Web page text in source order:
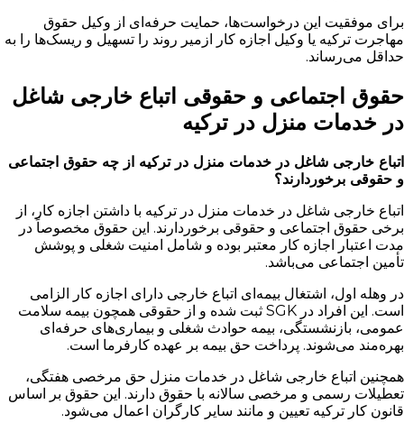
برای موفقیت این درخواست‌ها، حمایت حرفه‌ای از وکیل حقوق
مهاجرت ترکیه یا وکیل اجازه کار ازمیر روند را تسهیل و ریسک‌ها را به
حداقل می‌رساند.
حقوق اجتماعی و حقوقی اتباع خارجی شاغل
در خدمات منزل در ترکیه
اتباع خارجی شاغل در خدمات منزل در ترکیه از چه حقوق اجتماعی
و حقوقی برخوردارند؟
اتباع خارجی شاغل در خدمات منزل در ترکیه با داشتن اجازه کار، از
برخی حقوق اجتماعی و حقوقی برخوردارند. این حقوق مخصوصاً در
مدت اعتبار اجازه کار معتبر بوده و شامل امنیت شغلی و پوشش
تأمین اجتماعی می‌باشد.
در وهله اول، اشتغال بیمه‌ای اتباع خارجی دارای اجازه کار الزامی
است. این افراد در SGK ثبت شده و از حقوقی همچون بیمه سلامت
عمومی، بازنشستگی، بیمه حوادث شغلی و بیماری‌های حرفه‌ای
بهره‌مند می‌شوند. پرداخت حق بیمه بر عهده کارفرما است.
همچنین اتباع خارجی شاغل در خدمات منزل حق مرخصی هفتگی،
تعطیلات رسمی و مرخصی سالانه با حقوق دارند. این حقوق بر اساس
قانون کار ترکیه تعیین و مانند سایر کارگران اعمال می‌شود.